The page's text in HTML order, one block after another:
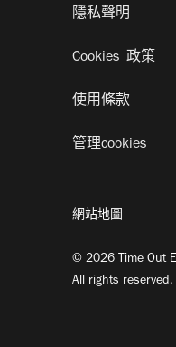
隱私聲明
Cookies 政策
使用條款
管理cookies
網站地圖
© 2026 Time Out
All rights